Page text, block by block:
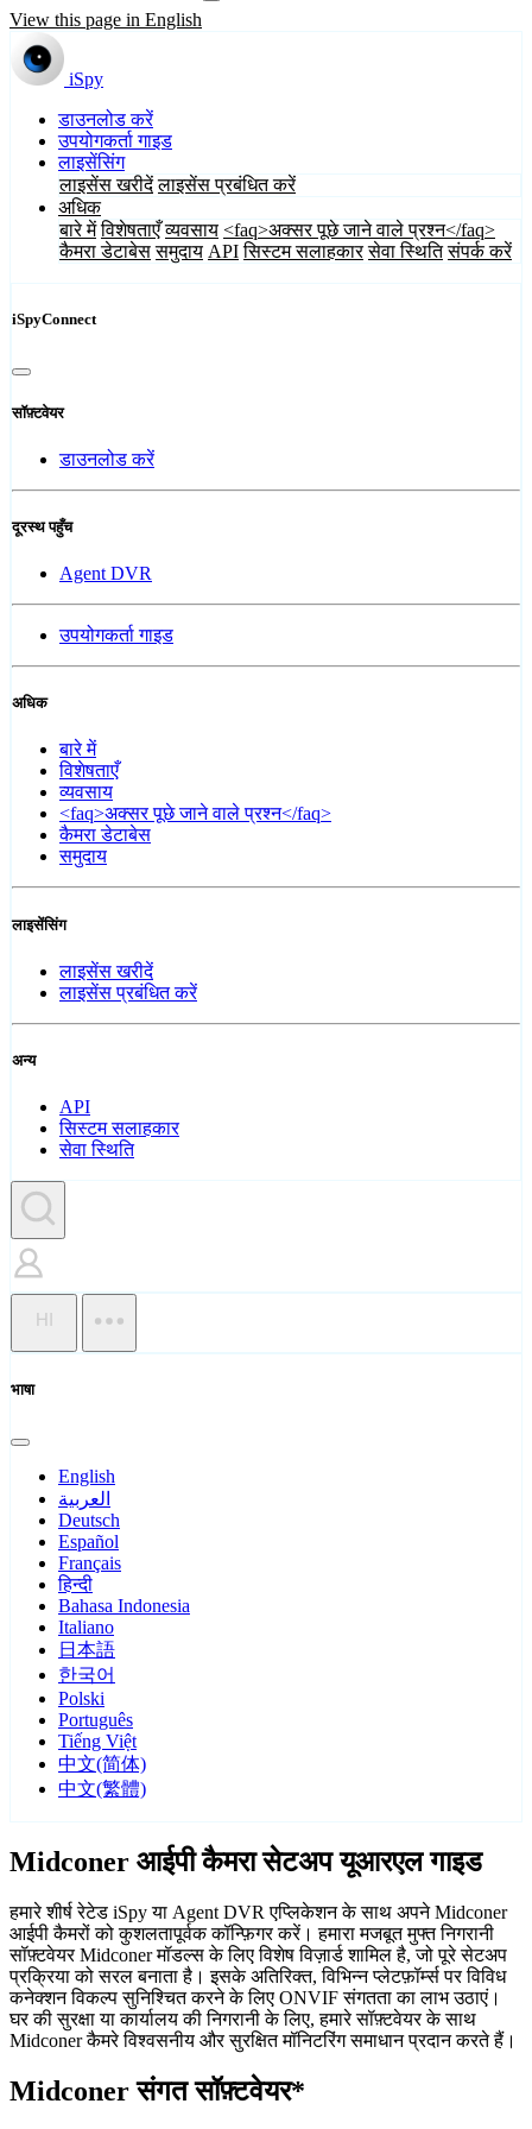
View this page in English
iSpy
डाउनलोड करें
उपयोगकर्ता गाइड
लाइसेंसिंग
लाइसेंस खरीदें लाइसेंस प्रबंधित करें
अधिक
बारे में विशेषताएँ व्यवसाय <faq>अक्सर पूछे जाने वाले प्रश्न</faq>
कैमरा डेटाबेस समुदाय API सिस्टम सलाहकार सेवा स्थिति संपर्क करें
iSpyConnect
सॉफ़्टवेयर
डाउनलोड करें
दूरस्थ पहुँच
Agent DVR
उपयोगकर्ता गाइड
अधिक
बारे में
विशेषताएँ
व्यवसाय
<faq>अक्सर पूछे जाने वाले प्रश्न</faq>
कैमरा डेटाबेस
समुदाय
लाइसेंसिंग
लाइसेंस खरीदें
लाइसेंस प्रबंधित करें
अन्य
API
सिस्टम सलाहकार
सेवा स्थिति
HI
भाषा
English
العربية
Deutsch
Español
Français
हिन्दी
Bahasa Indonesia
Italiano
日本語
한국어
Polski
Português
Tiếng Việt
中文(简体)
中文(繁體)
Midconer आईपी कैमरा सेटअप यूआरएल गाइड
हमारे शीर्ष रेटेड iSpy या Agent DVR एप्लिकेशन के साथ अपने Midconer
आईपी कैमरों को कुशलतापूर्वक कॉन्फ़िगर करें। हमारा मजबूत मुफ्त निगरानी
सॉफ़्टवेयर Midconer मॉडल्स के लिए विशेष विज़ार्ड शामिल है, जो पूरे सेटअप
प्रक्रिया को सरल बनाता है। इसके अतिरिक्त, विभिन्न प्लेटफ़ॉर्म्स पर विविध
कनेक्शन विकल्प सुनिश्चित करने के लिए ONVIF संगतता का लाभ उठाएं।
घर की सुरक्षा या कार्यालय की निगरानी के लिए, हमारे सॉफ़्टवेयर के साथ
Midconer कैमरे विश्वसनीय और सुरक्षित मॉनिटरिंग समाधान प्रदान करते हैं।
Midconer संगत सॉफ़्टवेयर*